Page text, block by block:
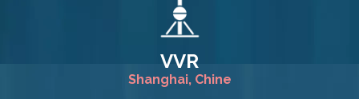
VVR
Shanghai, Chine